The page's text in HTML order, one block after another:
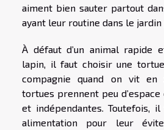
aiment bien sauter partout
ayant leur routine dans le
À défaut d’un animal rapide
lapin, il faut choisir une
compagnie quand on vit en
tortues prennent peu
et indépendantes. Toutefois,
alimentation pour leur